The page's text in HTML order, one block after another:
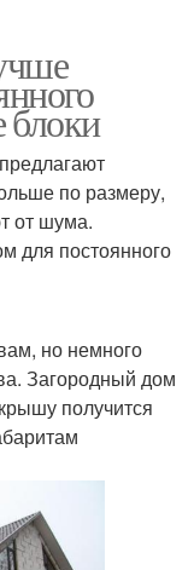
по размеру,
от шума.
для постоянного
но немного
Загородный дом
получится